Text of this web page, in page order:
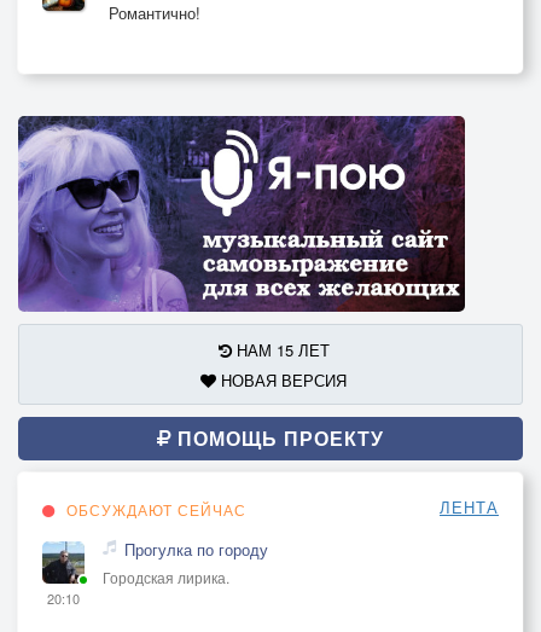
Романтично!
НАМ 15 ЛЕТ
НОВАЯ ВЕРСИЯ
ПОМОЩЬ ПРОЕКТУ
ОБСУЖДАЮТ СЕЙЧАС ЛЕНТА
20:10
Прогулка по городу
Городская лирика.